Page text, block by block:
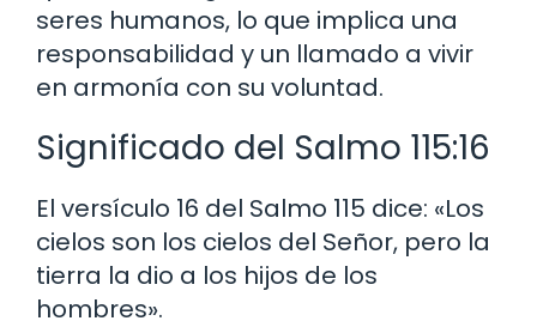
seres humanos, lo que implica una
responsabilidad y un llamado a vivir
en armonía con su voluntad.
Significado del Salmo 115:16
El versículo 16 del Salmo 115 dice: «Los
cielos son los cielos del Señor, pero la
tierra la dio a los hijos de los
hombres».